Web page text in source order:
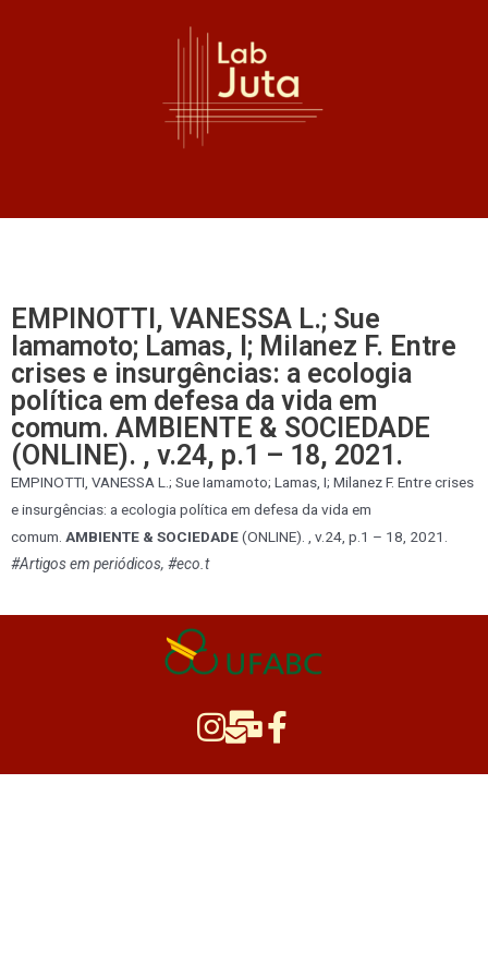
EMPINOTTI, VANESSA L.; Sue
Iamamoto; Lamas, I; Milanez F. Entre
crises e insurgências: a ecologia
política em defesa da vida em
comum. AMBIENTE & SOCIEDADE
(ONLINE). , v.24, p.1 – 18, 2021.
EMPINOTTI, VANESSA L.; Sue Iamamoto; Lamas, I; Milanez F. Entre crises
e insurgências: a ecologia política em defesa da vida em
comum. AMBIENTE & SOCIEDADE(ONLINE). , v.24, p.1 – 18, 2021
#Artigos em periódicos, #eco.t